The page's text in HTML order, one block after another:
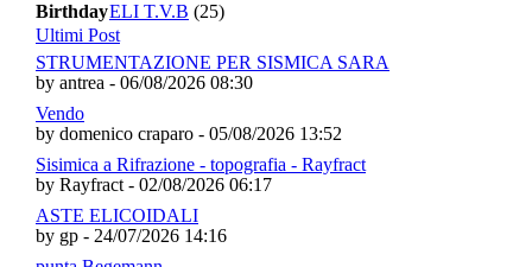
BirthdayELI T.V.B (25)
Ultimi Post
STRUMENTAZIONE PER SISMICA SARA
by antrea - 06/08/2026 08:30
Vendo
by domenico craparo - 05/08/2026 13:52
Sisimica a Rifrazione - topografia - Rayfract
by Rayfract - 02/08/2026 06:17
ASTE ELICOIDALI
by gp - 24/07/2026 14:16